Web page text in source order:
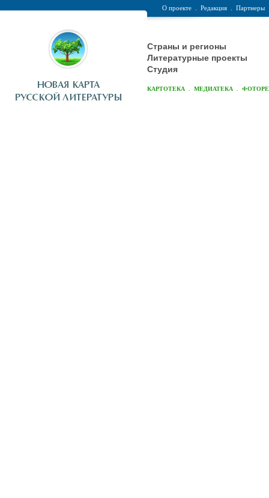
О проекте Редакция Партнеры
Страны и регионы
Литературные проекты
Студия
КАРТОТЕКА МЕДИАТЕКА